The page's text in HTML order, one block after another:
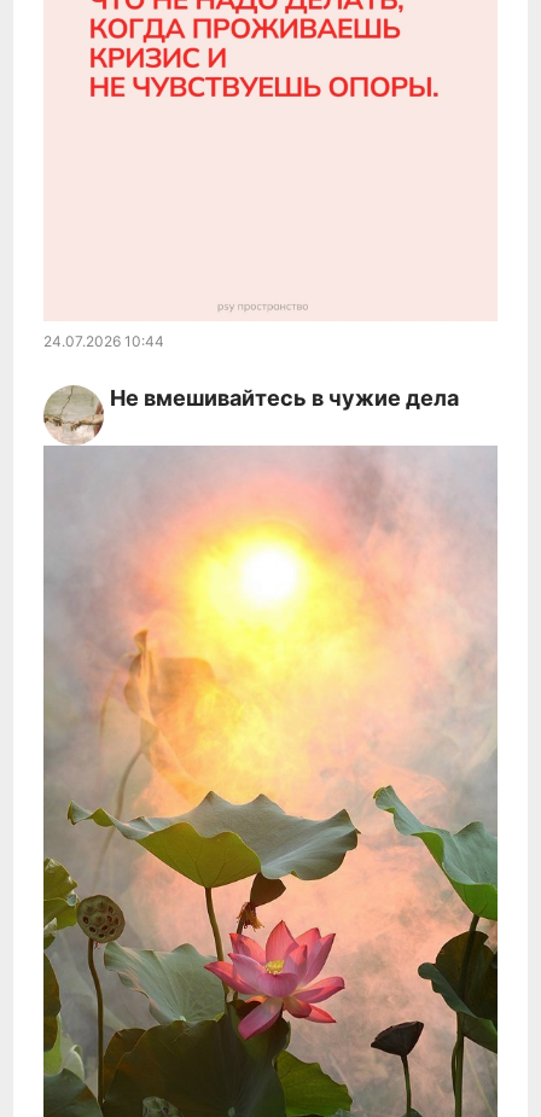
24.07.2026 10:44
Не вмешивaйтесь в чужие делa